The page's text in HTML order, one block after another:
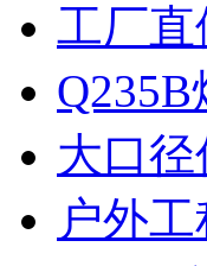
工厂
大口
户外